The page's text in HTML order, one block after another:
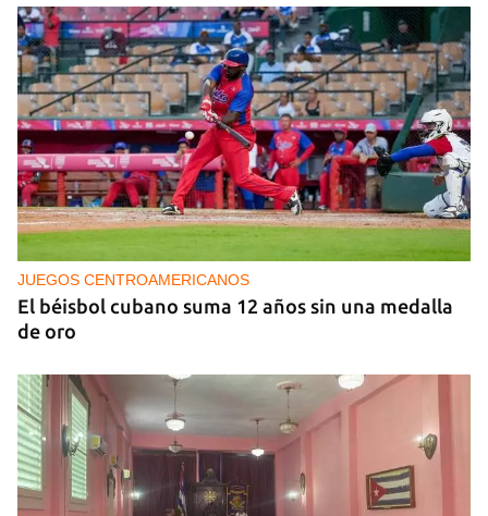
Exposiciones de artistas cubanos en Madrid
JUEGOS CENTROAMERICANOS
El béisbol cubano suma 12 años sin una medalla
de oro